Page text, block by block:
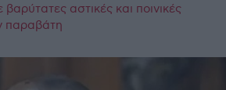
αστικές και ποινικές
παραβάτη